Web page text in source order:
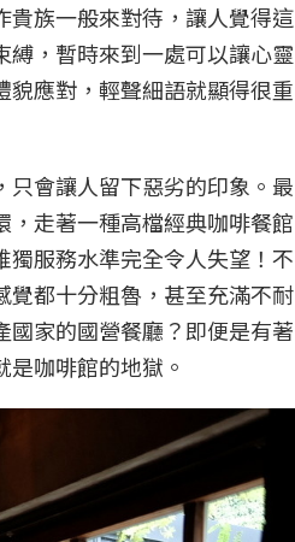
貴族一般來對待，讓人覺得這
，暫時來到一處可以讓心靈
應對，輕聲細語就顯得很重
會讓人留下惡劣的印象。最
走著一種高檔經典咖啡餐館
服務水準完全令人失望！不
覺都十分粗魯，甚至充滿不耐
家的國營餐廳？即便是有著
咖啡館的地獄。